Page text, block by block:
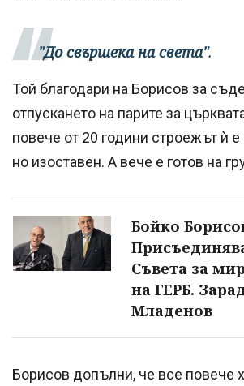
"До свършека на света".
Той благодари на Борисов за
отпускането на парите за
повече от 20 години строежът ѝ е
но изоставен. А вече е готов на
Бойко
Съвета за
на ГЕРБ.
Младенов
Борисов допълни, че все повече